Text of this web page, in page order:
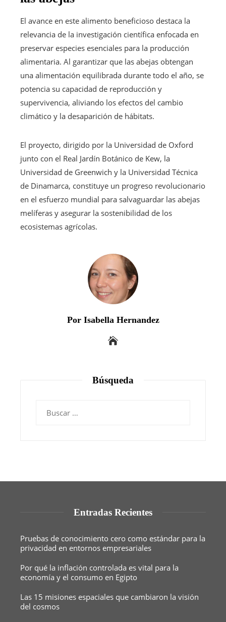
El avance en este alimento beneficioso destaca la
relevancia de la investigación científica enfocada en
preservar especies esenciales para la producción
alimentaria. Al garantizar que las abejas obtengan
una alimentación equilibrada durante todo el año, se
potencia su capacidad de reproducción y
supervivencia, aliviando los efectos del cambio
climático y la desaparición de hábitats.
El proyecto, dirigido por la Universidad de Oxford
junto con el Real Jardín Botánico de Kew, la
Universidad de Greenwich y la Universidad Técnica
de Dinamarca, constituye un progreso revolucionario
en el esfuerzo mundial para salvaguardar las abejas
melíferas y asegurar la sostenibilidad de los
ecosistemas agrícolas.
Por Isabella Hernandez
Búsqueda
Entradas Recientes
Pruebas de conocimiento cero como estándar para la
privacidad en entornos empresariales
Por qué la inflación controlada es vital para la
economía y el consumo en Egipto
Las 15 misiones espaciales que cambiaron la visión
del cosmos